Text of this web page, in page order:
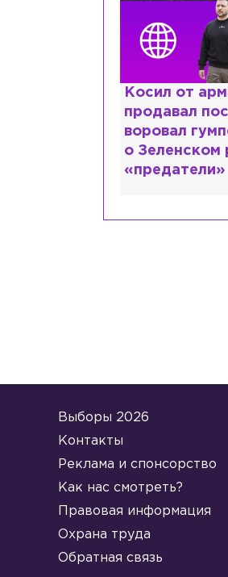
Косил от
продавал
воровал
о Зеленском
«предатели»
Выборы 2026
Контакты
Реклама и спонсорство
Как нас смотреть?
Правовая информация
Охрана труда
Обратная связь